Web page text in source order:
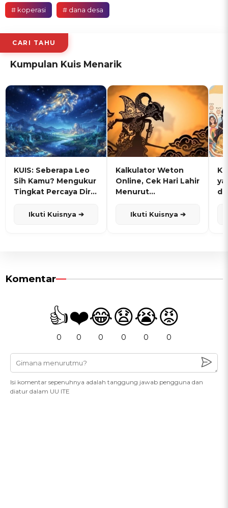
# koperasi # dana desa
CARI TAHU
Kumpulan Kuis Menarik
KUIS: Seberapa Leo
Sih Kamu? Mengukur
Tingkat Percaya Diri
Ikuti Kuisnya ➔
Kalkulator Weton
Online, Cek Hari Lahir
Menurut
Ikuti Kuisnya ➔
Komentar
👍
0
❤️
0
😂
0
😧
0
😭
0
😡
0
Isi komentar sepenuhnya adalah tanggung jawab pengguna dan
diatur dalam UU ITE